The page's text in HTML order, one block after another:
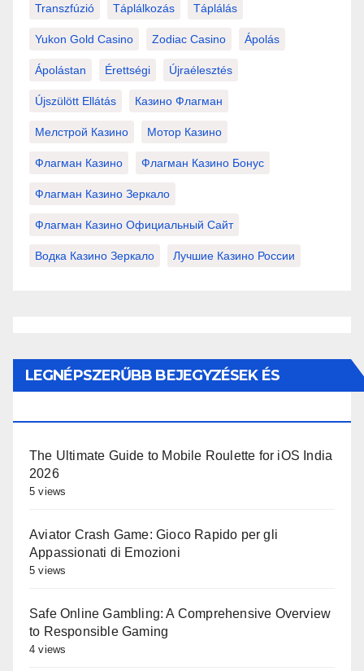
Transzfúzió Táplálkozás Táplálás
Yukon Gold Casino Zodiac Casino Ápolás
Ápolástan Érettségi Újraélesztés
Újszülött Ellátás Казино Флагман
Мелстрой Казино Мотор Казино
Флагман Казино Флагман Казино Бонус
Флагман Казино Зеркало
Флагман Казино Официальный Сайт
Водка Казино Зеркало Лучшие Казино России
LEGNÉPSZERŰBB BEJEGYZÉSEK ÉS
The Ultimate Guide to Mobile Roulette for iOS India
2026
5 views
Aviator Crash Game: Gioco Rapido per gli
Appassionati di Emozioni
5 views
Safe Online Gambling: A Comprehensive Overview
to Responsible Gaming
4 views